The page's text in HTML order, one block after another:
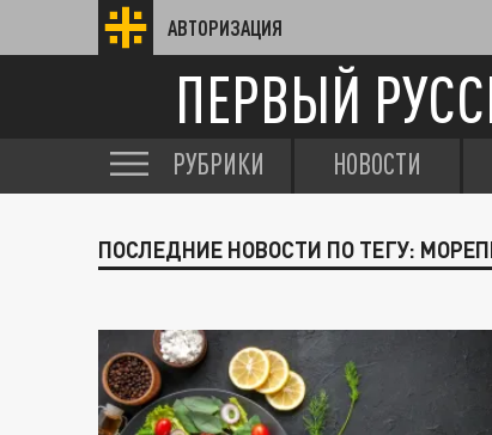
АВТОРИЗАЦИЯ
ПЕРВЫЙ
РУБРИКИ НОВОСТИ
ПОСЛЕДНИЕ НОВОСТИ ПО ТЕГУ: